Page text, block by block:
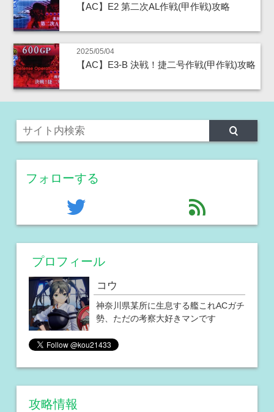
【AC】E2 第二次AL作戦(甲作戦)攻略
2025/05/04
【AC】E3-B 決戦！捷二号作戦(甲作戦)攻略
フォローする
twitter feed
プロフィール
コウ
神奈川県某所に生息する艦これACガチ
勢、ただの考察大好きマンです
攻略情報